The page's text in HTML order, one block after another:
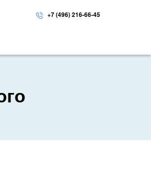
+7 (496) 216-66-45